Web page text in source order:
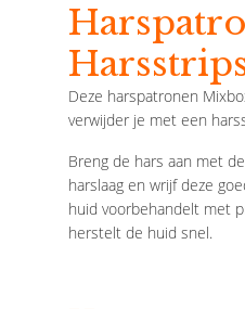
Deze harspatronen
verwijder je met een
Breng de hars aan met
harslaag en wrijf deze
huid voorbehandelt met
herstelt de huid snel.